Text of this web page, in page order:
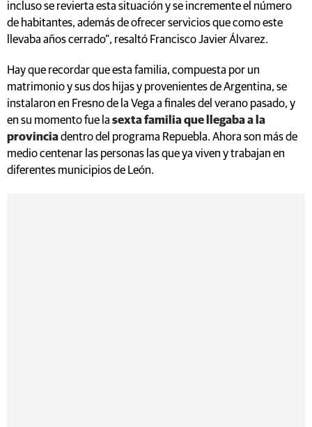
incluso se revierta esta situación y se incremente el número
de habitantes, además de ofrecer servicios que como este
llevaba años cerrado”, resaltó Francisco Javier Álvarez.
Hay que recordar que esta familia, compuesta por un
matrimonio y sus dos hijas y provenientes de Argentina, se
instalaron en Fresno de la Vega a finales del verano pasado, y
en su momento fue la sexta familia que llegaba a la
provinciadentro del programa Repuebla. Ahora son más de
medio centenar las personas las que ya viven y trabajan en
diferentes municipios de León.